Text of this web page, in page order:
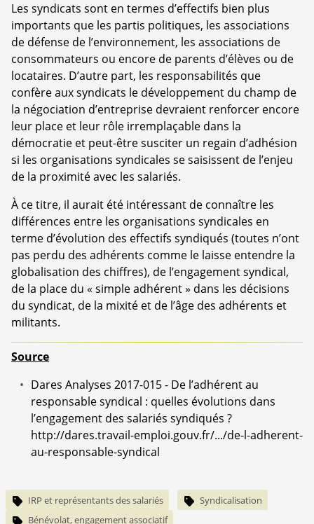
Les syndicats sont en termes d’effectifs bien plus
importants que les partis politiques, les associations
de défense de l’environnement, les associations de
consommateurs ou encore de parents d’élèves ou de
locataires. D’autre part, les responsabilités que
confère aux syndicats le développement du champ de
la négociation d’entreprise devraient renforcer encore
leur place et leur rôle irremplaçable dans la
démocratie et peut-être susciter un regain d’adhésion
si les organisations syndicales se saisissent de l’enjeu
de la proximité avec les salariés.
À ce titre, il aurait été intéressant de connaître les
différences entre les organisations syndicales en
terme d’évolution des effectifs syndiqués (toutes n’ont
pas perdu des adhérents comme le laisse entendre la
globalisation des chiffres), de l’engagement syndical,
de la place du « simple adhérent » dans les décisions
du syndicat, de la mixité et de l’âge des adhérents et
militants.
Source
Dares Analyses 2017-015 - De l’adhérent au
responsable syndical : quelles évolutions dans
l’engagement des salariés syndiqués ?
http://dares.travail-emploi.gouv.fr/.../de-l-adherent-
au-responsable-syndical
IRP et représentants des salariés
Syndicalisation
Bénévolat, engagement associatif